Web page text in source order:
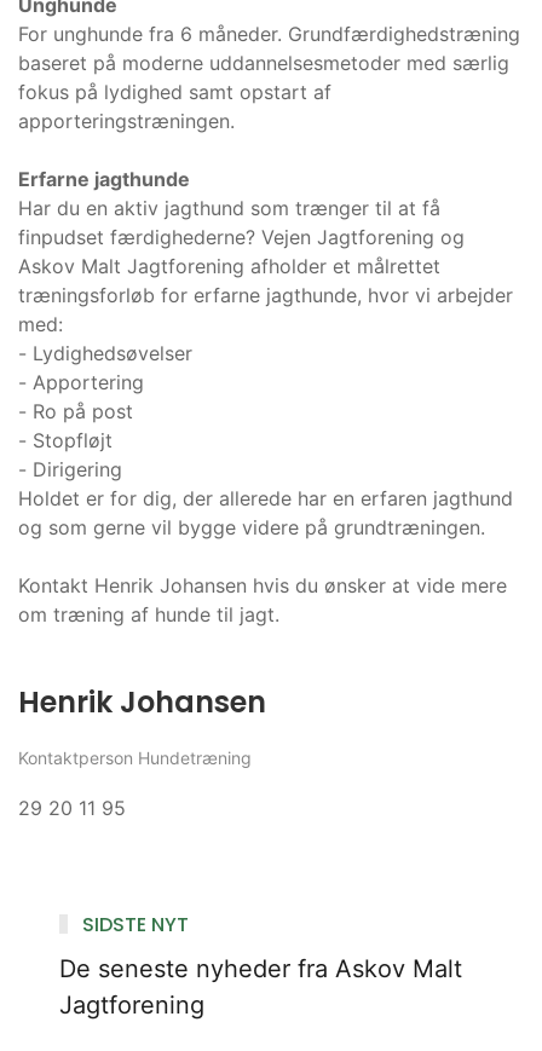
Unghunde
For unghunde fra 6 måneder. Grundfærdighedstræning
baseret på moderne uddannelsesmetoder med særlig
fokus på lydighed samt opstart af
apporteringstræningen.
Erfarne jagthunde
Har du en aktiv jagthund som trænger til at få
finpudset færdighederne? Vejen Jagtforening og
Askov Malt Jagtforening afholder et målrettet
træningsforløb for erfarne jagthunde, hvor vi arbejder
med:
- Lydighedsøvelser
- Apportering
- Ro på post
- Stopfløjt
- Dirigering
Holdet er for dig, der allerede har en erfaren jagthund
og som gerne vil bygge videre på grundtræningen.
Kontakt Henrik Johansen hvis du ønsker at vide mere
om træning af hunde til jagt.
Henrik Johansen
Kontaktperson Hundetræning
29 20 11 95
SIDSTE NYT
De seneste nyheder fra Askov Malt
Jagtforening